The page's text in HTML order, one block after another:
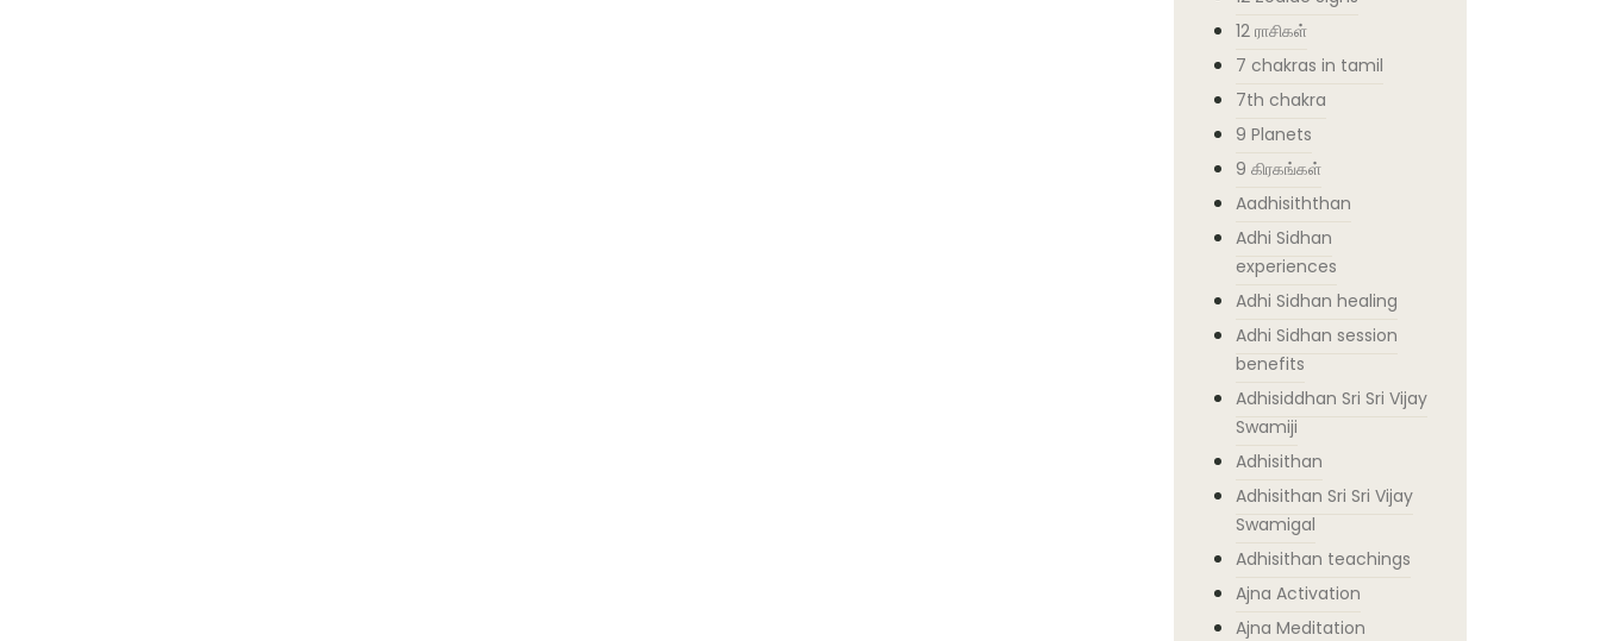
12 ராசிகள்
7 chakras in tamil
7th chakra
9 Planets
9 கிரகங்கள்
Aadhisiththan
Adhi Sidhan
experiences
Adhi Sidhan healing
Adhi Sidhan session
benefits
Adhisiddhan Sri Sri Vijay
Swamiji
Adhisithan
Adhisithan Sri Sri Vijay
Swamigal
Adhisithan teachings
Ajna Activation
Ajna Meditation